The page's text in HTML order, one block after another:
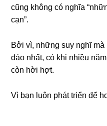
cũng không có nghĩa
cạn”.
Bởi vì, những suy nghĩ mà
đáo nhất, có khi nhiều
còn hời hợt.
Vì bạn luôn phát triển để